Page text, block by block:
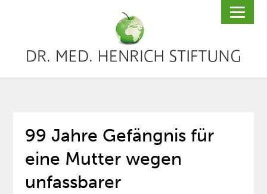
99 Jahre Gefängnis für
eine Mutter wegen
unfassbarer